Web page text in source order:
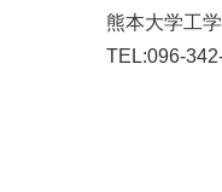
熊本大学工
TEL:096-